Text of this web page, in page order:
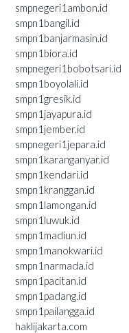
smpnegeri1ambon.id
smpn1bangil.id
smpn1banjarmasin.id
smpn1biora.id
smpnegeri1bobotsari.id
smpn1boyolali.id
smpn1gresik.id
smpn1jayapura.id
smpn1jember.id
smpnegeri1jepara.id
smpn1karanganyar.id
smpn1kendari.id
smpn1kranggan.id
smpn1lamongan.id
smpn1luwuk.id
smpn1madiun.id
smpn1manokwari.id
smpn1narmada.id
smpn1pacitan.id
smpn1padang.id
smpn1pailangga.id
haklijakarta.com